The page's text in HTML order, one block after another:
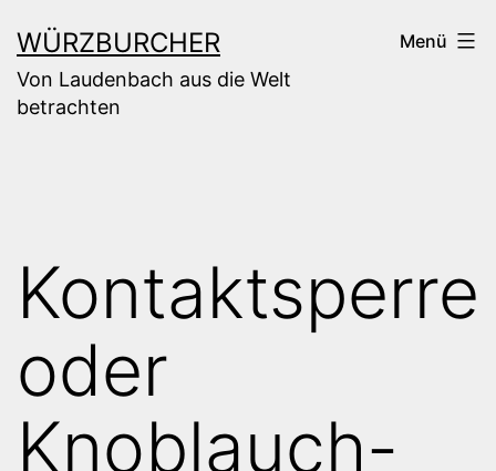
Inhalt
springen
WÜRZBURCHER
Von Laudenbach aus die Welt
betrachten
Menü
Kontaktsperre
oder
Knoblauch-